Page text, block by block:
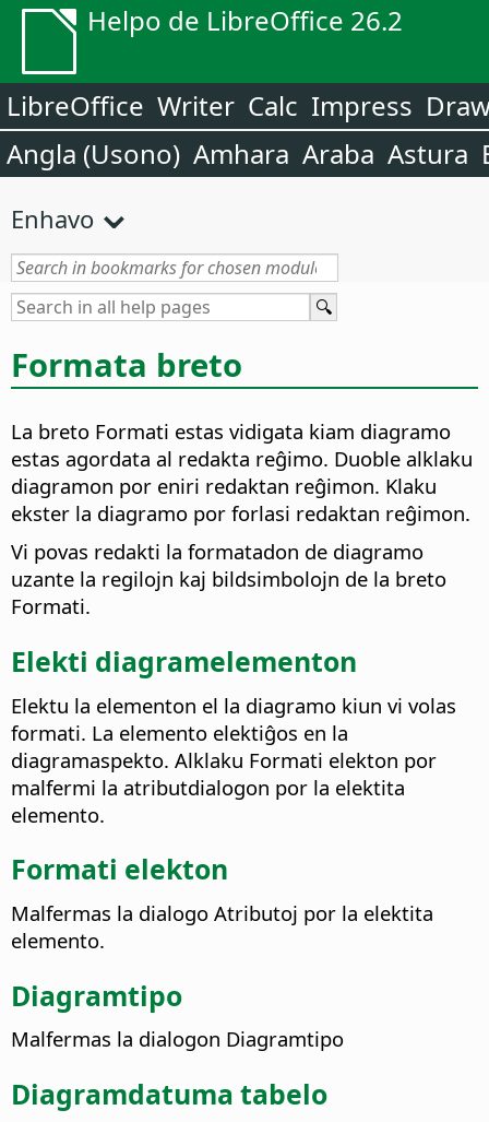
Helpo de LibreOffice 26.2
LibreOffice Writer Calc Impress
Angla (Usono) Amhara Araba Astura
Enhavo
Formata breto
La breto Formati estas vidigata kiam diagramo
estas agordata al redakta reĝimo. Duoble alklaku
diagramon por eniri redaktan reĝimon. Klaku
ekster la diagramo por forlasi redaktan reĝimon.
Vi povas redakti la formatadon de diagramo
uzante la regilojn kaj bildsimbolojn de la breto
Formati.
Elekti diagramelementon
Elektu la elementon el la diagramo kiun vi volas
formati. La elemento elektiĝos en la
diagramaspekto. Alklaku Formati elekton por
malfermi la atributdialogon por la elektita
elemento.
Formati elekton
Malfermas la dialogo Atributoj por la elektita
elemento.
Diagramtipo
Malfermas la dialogon Diagramtipo
Diagramdatuma tabelo